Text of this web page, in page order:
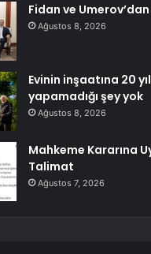
Fidan ve
Ağustos 8, 2026
Evinin inşaatına 20
yapamadığı şey yok
Ağustos 8, 2026
Mahkeme Kararına
Talimat
Ağustos 7, 2026